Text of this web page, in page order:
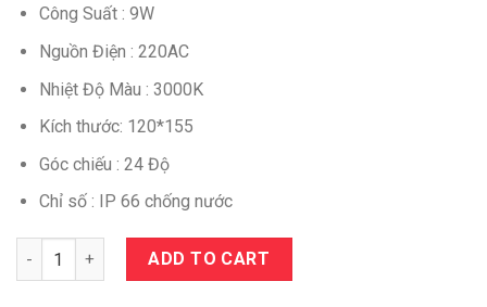
Công Suất : 9W
Nguồn Điện : 220AC
Nhiệt Độ Màu : 3000K
Kích thước: 120*155
Góc chiếu : 24 Độ
Chỉ số : IP 66 chống nước
Quantity ADD TO CART